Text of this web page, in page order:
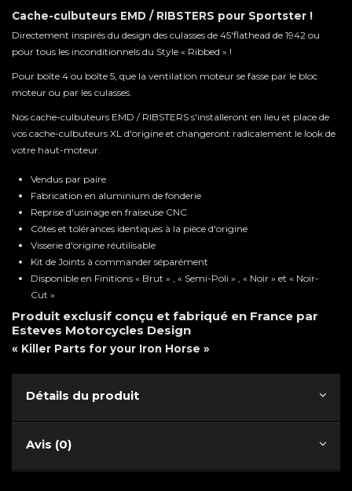
Cache-culbuteurs EMD / RIBSTERS pour Sportster !
Directement inspirés du design des culasses de 45'flathead de 1942 ou
pour tous les inconditionnels du Style « Ribbed » !
Pour boîte 4 ou boîte 5, que la ventilation moteur se fasse par le bloc
moteur ou par les culasses.
Nos cache-culbuteurs EMD / RIBSTERS s'installeront en lieu et place de
vos cache-culbuteurs XL d'origine et changeront radicalement le look de
votre haut-moteur.
Vendus par paire
Fabrication en aluminium de fonderie
Reprise d'usinage en fraiseuse CNC
Côtes et tolérances identiques à la pièce d'origine
Visserie d'origine réutilisable
Kit de Joints à commander séparément
Disponible en Finitions « Brut » , « Semi-Poli » , « Noir » et « Noir-
Cut »
Produit exclusif conçu et fabriqué en France par
Esteves Motorcycles Design
« Killer Parts for your Iron Horse »
Détails du produit
Avis (0)